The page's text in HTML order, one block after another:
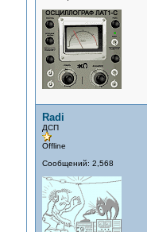
Radi
ДСП
Offline
Сообщений: 2,568